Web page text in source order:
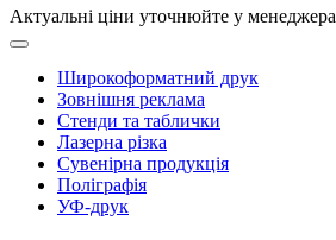
Актуальні ціни уточнюйте у менеджера
Широкоформатний друк
Зовнішня реклама
Стенди та таблички
Лазерна різка
Сувенірна продукція
Поліграфія
УФ-друк